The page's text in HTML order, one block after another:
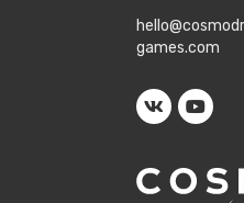
games.com